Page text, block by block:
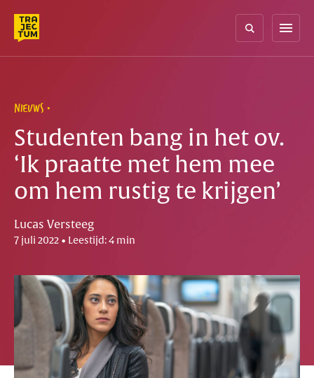
content
menu
NIEUWS
Studenten bang in het ov.
‘Ik praatte met hem mee
om hem rustig te krijgen’
Lucas Versteeg
7 juli 2022 • Leestijd: 4 min